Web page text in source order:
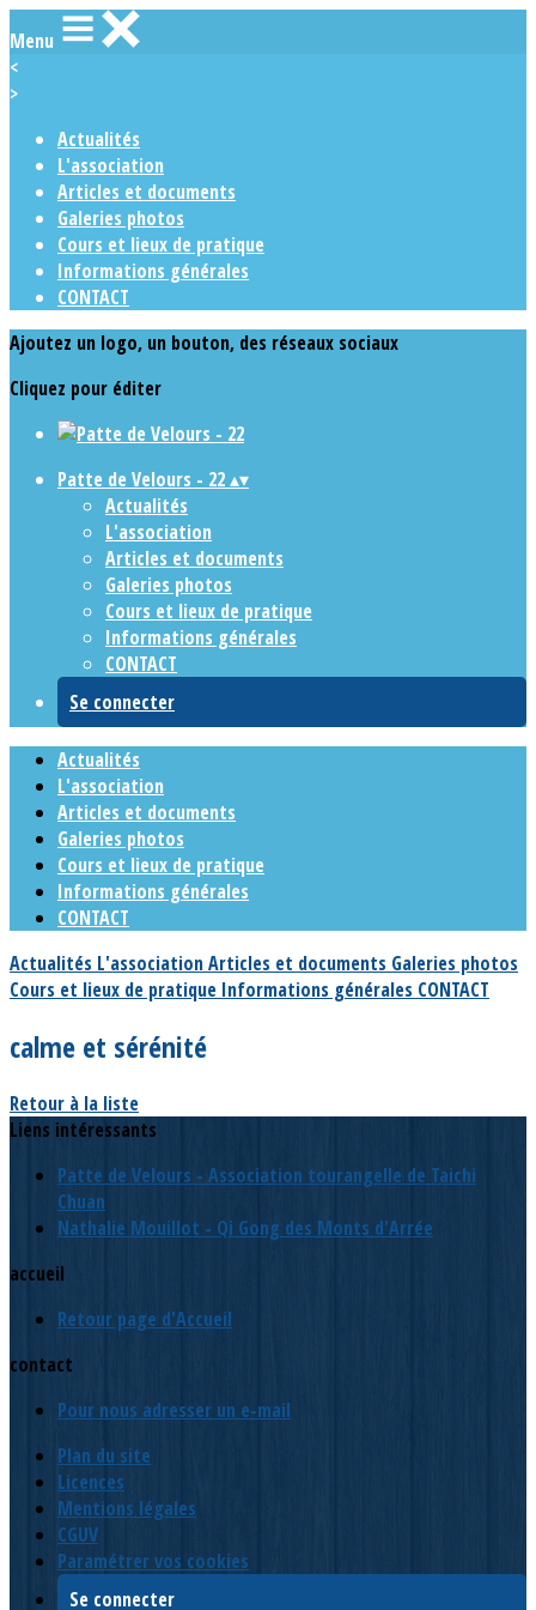
Menu
<
>
Actualités
L'association
Articles et documents
Galeries photos
Cours et lieux de pratique
Informations générales
CONTACT
Ajoutez un logo, un bouton, des réseaux sociaux
Cliquez pour éditer
Patte de Velours - 22▴▾
Actualités
L'association
Articles et documents
Galeries photos
Cours et lieux de pratique
Informations générales
CONTACT
Se connecter
Actualités
L'association
Articles et documents
Galeries photos
Cours et lieux de pratique
Informations générales
CONTACT
Actualités L'associationArticles et documents Galeries photos
Cours et lieux de pratique Informations générales CONTACT
calme et sérénité
Retour à la liste
Liens intéressants
Patte de Velours - Association tourangelle de Taichi
Chuan
Nathalie Mouillot - Qi Gong des Monts d'Arrée
accueil
Retour page d'Accueil
contact
Pour nous adresser un e-mail
Plan du site
Licences
Mentions légales
CGUV
Paramétrer vos cookies
Se connecter